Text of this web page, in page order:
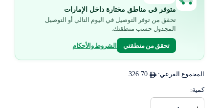
متوفر في مناطق مختارة داخل الإمارات
تحقق من توفر التوصيل في اليوم التالي أو التوصيل
المجدول حسب منطقتك.
تحقق من منطقتي الشروط والأحكام
المجموع الفرعي: 326.70
كمية: